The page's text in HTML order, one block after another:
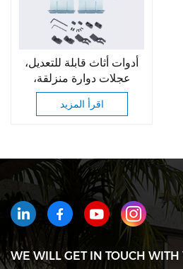
أدوات أثاث قابلة للتعديل،
عجلات دوارة منزلقة،
عجلات دوارة لباب خزانة
الملابس المنزلقة، بكرات
اقرأ المزيد
WE WILL GET IN TOUCH